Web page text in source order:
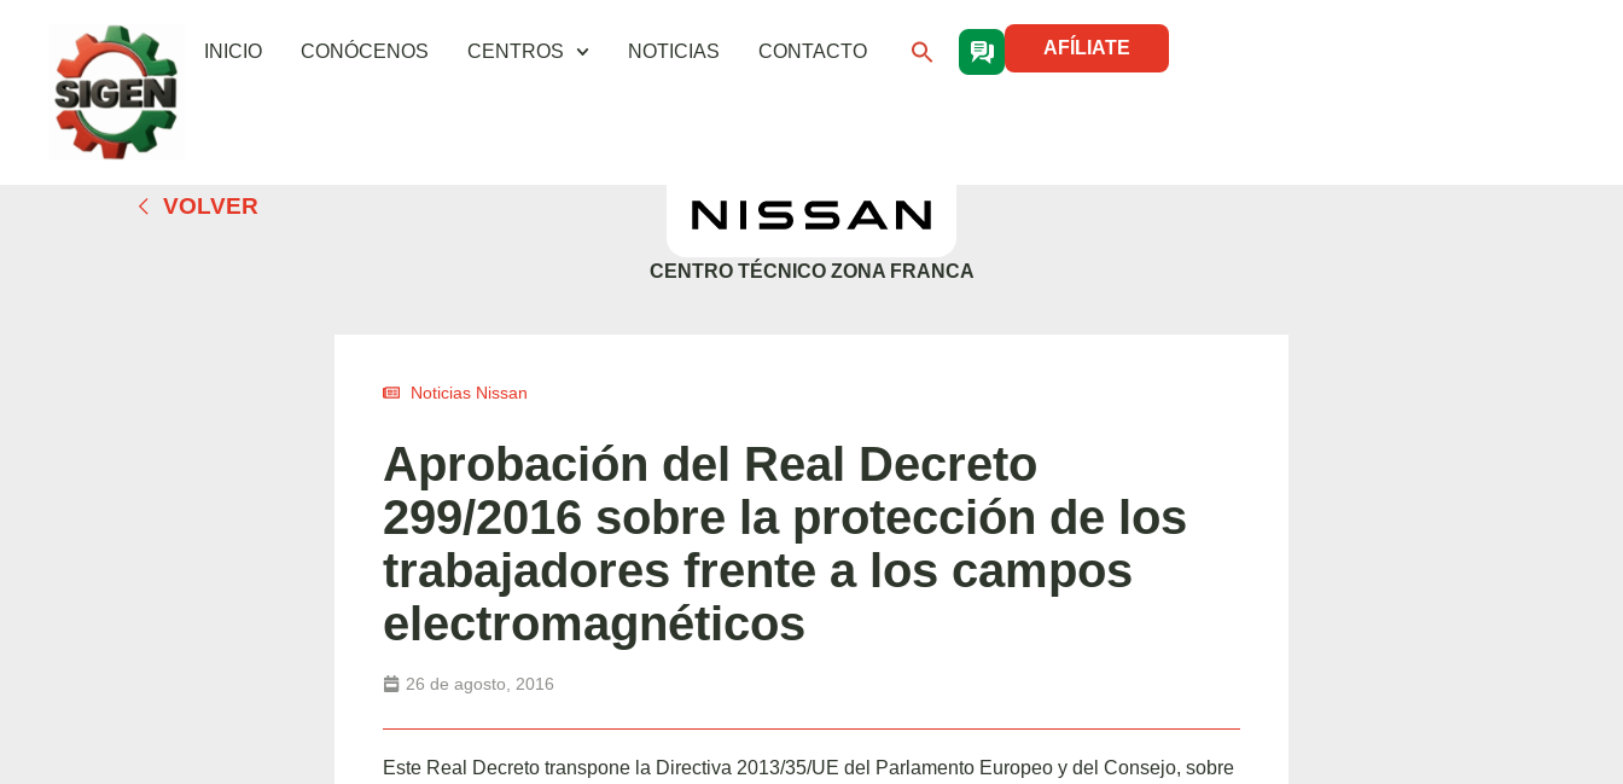
INICIO CONÓCENOS CENTROS NOTICIAS CONTACTO AFÍLIATE
VOLVER
CENTRO TÉCNICO ZONA FRANCA
Noticias Nissan
Aprobación del Real Decreto
299/2016 sobre la protección de los
trabajadores frente a los campos
electromagnéticos
26 de agosto, 2016
Este Real Decreto transpone la Directiva 2013/35/UE del Parlamento Europeo y del Consejo, sobre